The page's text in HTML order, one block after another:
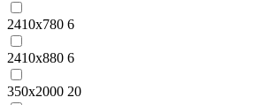
2410x780 6
2410x880 6
350x2000 20